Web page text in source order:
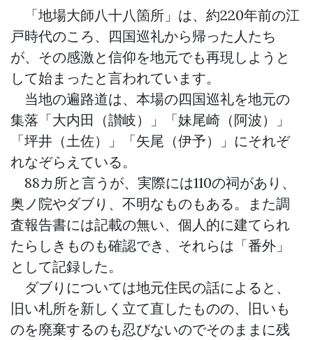
「地場大師八十八箇所」は、約220年前の江
戸時代のころ、四国巡礼から帰った人たち
が、その感激と信仰を地元でも再現しようと
して始まったと言われています。
当地の遍路道は、本場の四国巡礼を地元の
集落「大内田（讃岐）」「妹尾崎（阿波）」
「坪井（土佐）」「矢尾（伊予）」にそれぞ
れなぞらえている。
88カ所と言うが、実際には110の祠があり、
奥ノ院やダブり、不明なものもある。また調
査報告書には記載の無い、個人的に建てられ
たらしきものも確認でき、それらは「番外」
として記録した。
ダブりについては地元住民の話によると、
旧い札所を新しく立て直したものの、旧いも
のを廃棄するのも忍びないのでそのままに残